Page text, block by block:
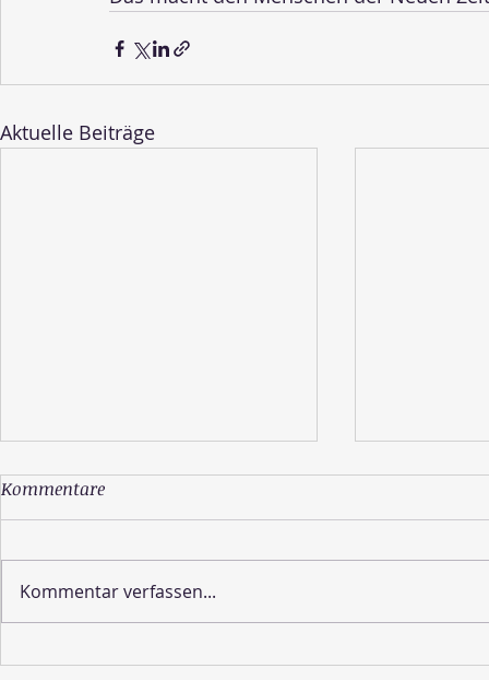
Aktuelle Beiträge
Kommentare
Kommentar verfassen...